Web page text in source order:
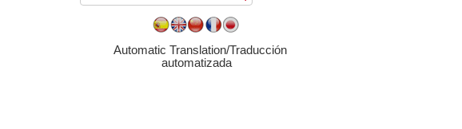
Automatic Translation/Traducción
automatizada